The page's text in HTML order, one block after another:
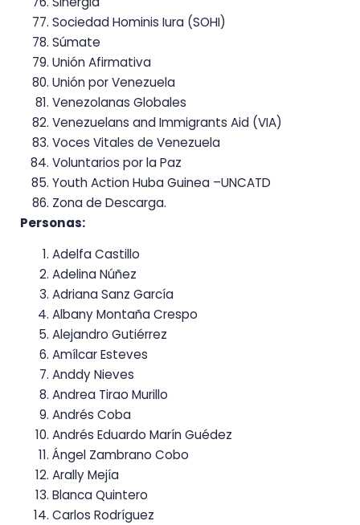
Sociedad Hominis Iura (SOHI)
Súmate
Unión Afirmativa
Unión por Venezuela
Venezolanas Globales
Venezuelans and Immigrants Aid (VIA)
Voces Vitales de Venezuela
Voluntarios por la Paz
Youth Action Huba Guinea –UNCATD
Zona de Descarga.
Personas:
Adelfa Castillo
Adelina Núñez
Adriana Sanz García
Albany Montaña Crespo
Alejandro Gutiérrez
Amílcar Esteves
Anddy Nieves
Andrea Tirao Murillo
Andrés Coba
Andrés Eduardo Marín Guédez
Ángel Zambrano Cobo
Arally Mejía
Blanca Quintero
Carlos Rodríguez